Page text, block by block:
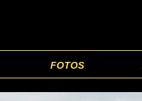
FOTOS